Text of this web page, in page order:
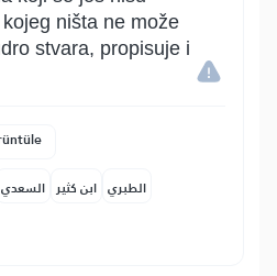
ništa ne može
stvara, propisuje i
السعدي ابن كثير الطبري